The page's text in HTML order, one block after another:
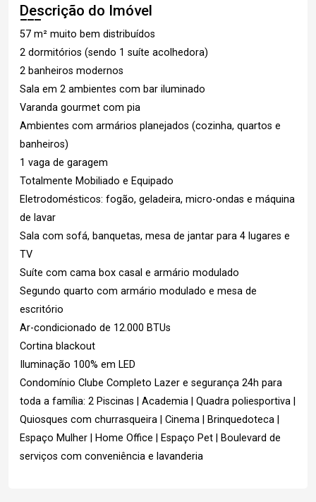
Descrição do Imóvel
57 m² muito bem distribuídos
2 dormitórios (sendo 1 suíte acolhedora)
2 banheiros modernos
Sala em 2 ambientes com bar iluminado
Varanda gourmet com pia
Ambientes com armários planejados (cozinha, quartos e
banheiros)
1 vaga de garagem
Totalmente Mobiliado e Equipado
Eletrodomésticos: fogão, geladeira, micro-ondas e máquina
de lavar
Sala com sofá, banquetas, mesa de jantar para 4 lugares e
TV
Suíte com cama box casal e armário modulado
Segundo quarto com armário modulado e mesa de
escritório
Ar-condicionado de 12.000 BTUs
Cortina blackout
Iluminação 100% em LED
Condomínio Clube Completo Lazer e segurança 24h para
toda a família: 2 Piscinas | Academia | Quadra poliesportiva |
Quiosques com churrasqueira | Cinema | Brinquedoteca |
Espaço Mulher | Home Office | Espaço Pet | Boulevard de
serviços com conveniência e lavanderia